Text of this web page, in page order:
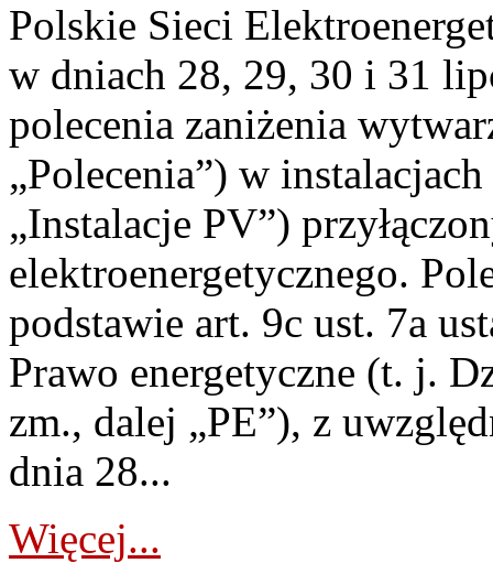
Polskie Sieci
w dniach 28, 29, 30 i 31
polecenia zaniżenia
„Polecenia”) w
„Instalacje PV”)
elektroenergetycznego.
podstawie art. 9c ust. 7a
Prawo energetyczne (t. j.
zm., dalej „PE”), z
dnia 28...
Więcej...